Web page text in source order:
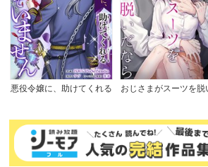
悪役令嬢に、助けてくれる
おじさまがスーツを脱